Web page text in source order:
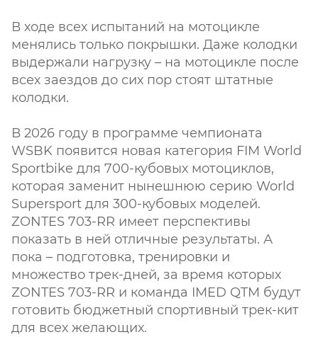
В ходе всех испытаний на мотоцикле
менялись только покрышки. Даже колодки
выдержали нагрузку – на мотоцикле после
всех заездов до сих пор стоят штатные
колодки.
В 2026 году в программе чемпионата
WSBK появится новая категория FIM World
Sportbike для 700-кубовых мотоциклов,
которая заменит нынешнюю серию World
Supersport для 300-кубовых моделей.
ZONTES 703-RR имеет перспективы
показать в ней отличные результаты. А
пока – подготовка, тренировки и
множество трек-дней, за время которых
ZONTES 703-RR и команда IMED QTM будут
готовить бюджетный спортивный трек-кит
для всех желающих.